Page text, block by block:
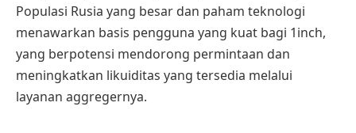
Populasi Rusia yang besar dan paham teknologi
menawarkan basis pengguna yang kuat bagi 1inch,
yang berpotensi mendorong permintaan dan
meningkatkan likuiditas yang tersedia melalui
layanan aggregernya.